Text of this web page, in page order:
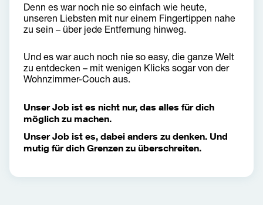
Denn es war noch nie so einfach wie heute,
unseren Liebsten mit nur einem Fingertippen nahe
zu sein – über jede Entfernung hinweg.
Und es war auch noch nie so easy, die ganze Welt
zu entdecken – mit wenigen Klicks sogar von der
Wohnzimmer-Couch aus.
Unser Job ist es nicht nur, das alles für dich
möglich zu machen.
Unser Job ist es, dabei anders zu denken. Und
mutig für dich Grenzen zu überschreiten.